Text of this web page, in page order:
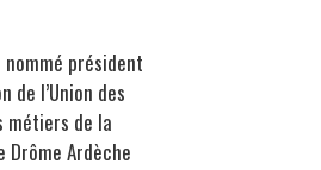
président
de l’Union des
métiers de la
Ardèche